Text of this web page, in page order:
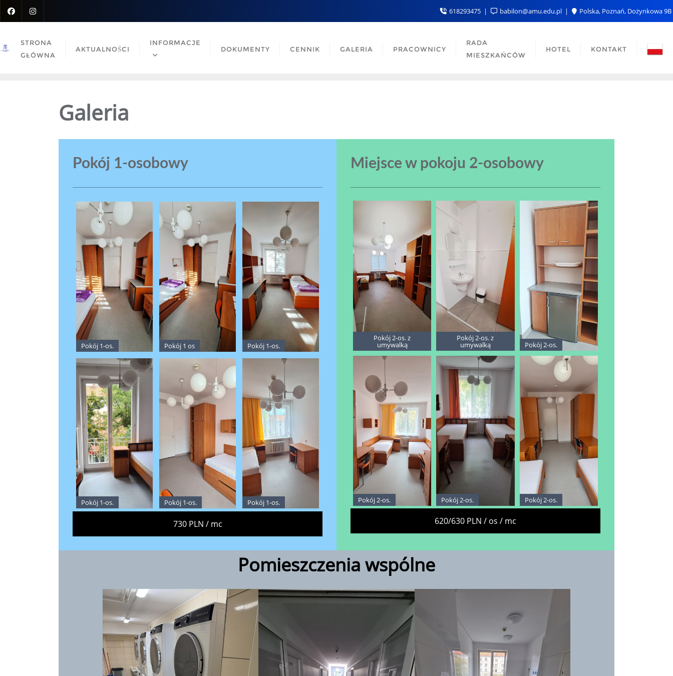
Skip
618293475 babilon@amu.edu.pl Polska, Poznań, Dożynkowa 9B
STRONA
GŁÓWNA
AKTUALNOŚCI
INFORMACJE
DOKUMENTY CENNIK GALERIA PRACOWNICY
RADA
MIESZKAŃCÓW
HOTEL KONTAKT
Galeria
Pokój 1-osobowy
Pokój 1-os. Pokój 1 os Pokój 1-os.
Pokój 1-os. Pokój 1-os. Pokój 1-os.
730 PLN / mc
Miejsce w pokoju 2-osobowy
Pokój 2-os. z
umywalką
Pokój 2-os. z
umywalką Pokój 2-os.
Pokój 2-os. Pokój 2-os. Pokój 2-os.
620/630 PLN / os / mc
Pomieszczenia wspólne